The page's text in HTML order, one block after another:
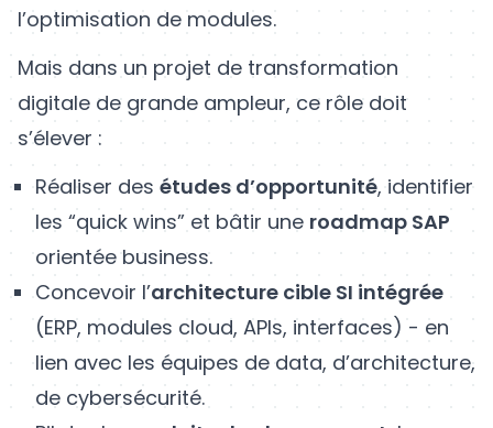
l’optimisation de modules.
Mais dans un projet de transformation
digitale de grande ampleur, ce rôle doit
s’élever :
Réaliser des études d’opportunité, identifier
les “quick wins” et bâtir une roadmap SAP
orientée business.
Concevoir l’architecture cible SI intégrée
(ERP, modules cloud, APIs, interfaces) - en
lien avec les équipes de data, d’architecture,
de cybersécurité.